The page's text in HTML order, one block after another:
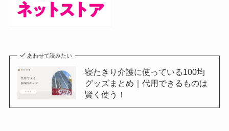
あわせて読みたい
寝たきり介護に使っている100均
グッズまとめ｜代用できるものは
賢く使う！